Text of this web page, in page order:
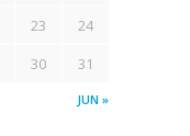
JUN »
23
24
30 31